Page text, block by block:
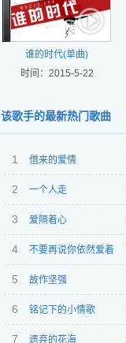
谁的时代(单曲)
时间：2015-5-22
该歌手的最新热门歌曲
1
借来的爱情
2
一个人走
3
爱隔着心
4 不要再说你依然爱着
我
5
故作坚强
6
铭记下的小情歌
7 遗弃的花海